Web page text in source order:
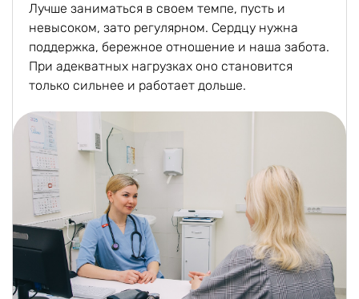
Лучше заниматься в своем темпе, пусть и
невысоком, зато регулярном. Сердцу нужна
поддержка, бережное отношение и наша забота.
При адекватных нагрузках оно становится
только сильнее и работает дольше.